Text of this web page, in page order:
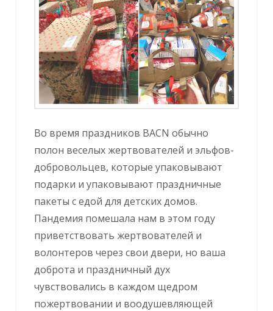
Во время праздников BACN обычно
полон веселых жертвователей и эльфов-
добровольцев, которые упаковывают
подарки и упаковывают праздничные
пакеты с едой для детских домов.
Пандемия помешала нам в этом году
приветствовать жертвователей и
волонтеров через свои двери, но ваша
доброта и праздничный дух
чувствовались в каждом щедром
пожертвовании и воодушевляющей